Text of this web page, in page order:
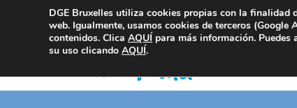
Consultoría Compliance
DGE Bruxelles utiliza cookies propias con la
web. Igualmente, usamos cookies de terceros
contenidos. Clica AQUÍ para más información.
su uso clicando AQUÍ.